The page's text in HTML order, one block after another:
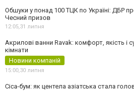
Обшуки у понад 100 ТЦК по Україні: ДБР
Чесний призов
12:05,31 липня
Акрилові ванни Ravak: комфорт, якість і
кімнати
Новини компаній
15:00,30 липня
Cica-бум: як центела азіатська стала